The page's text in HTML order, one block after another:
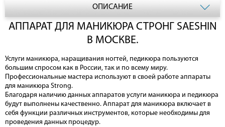
ОПИСАНИЕ
АППАРАТ ДЛЯ МАНИКЮРА СТРОНГ SAESHIN
В МОСКВЕ.
Услуги маникюра, наращивания ногтей, педикюра пользуются
большим спросом как в России, так и по всему миру.
Профессиональные мастера используют в своей работе аппараты
для маникюра Strong.
Благодаря наличию данных аппаратов услуги маникюра и педикюра
будут выполнены качественно. Аппарат для маникюра включает в
себя функции различных инструментов, которые необходимы для
проведения данных процедур.